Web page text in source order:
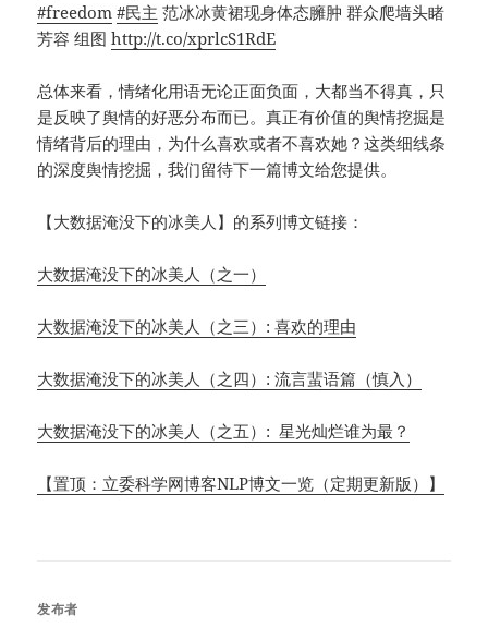
#freedom #民主 范冰冰黄裙现身体态臃肿 群众爬墙头睹
芳容 组图http://t.co/xprlcS1RdE
总体来看，情绪化用语无论正面负面，大都当不得真，只
是反映了舆情的好恶分布而已。真正有价值的舆情挖掘是
情绪背后的理由，为什么喜欢或者不喜欢她？这类细线条
的深度舆情挖掘，我们留待下一篇博文给您提供。
【大数据淹没下的冰美人】的系列博文链接：
大数据淹没下的冰美人（之一）
大数据淹没下的冰美人（之三）: 喜欢的理由
大数据淹没下的冰美人（之四）: 流言蜚语篇（慎入）
大数据淹没下的冰美人（之五）: 星光灿烂谁为最？
【置顶：立委科学网博客NLP博文一览（定期更新版）】
发布者